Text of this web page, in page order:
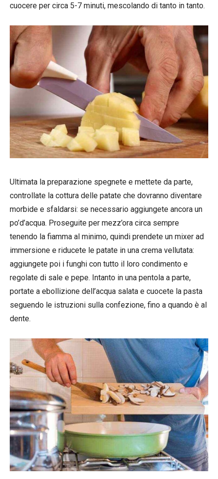
cuocere per circa 5-7 minuti, mescolando di tanto in tanto.
Ultimata la preparazione spegnete e mettete da parte,
controllate la cottura delle patate che dovranno diventare
morbide e sfaldarsi: se necessario aggiungete ancora un
po’d’acqua. Proseguite per mezz’ora circa sempre
tenendo la fiamma al minimo, quindi prendete un mixer ad
immersione e riducete le patate in una crema vellutata:
aggiungete poi i funghi con tutto il loro condimento e
regolate di sale e pepe. Intanto in una pentola a parte,
portate a ebollizione dell’acqua salata e cuocete la pasta
seguendo le istruzioni sulla confezione, fino a quando è al
dente.